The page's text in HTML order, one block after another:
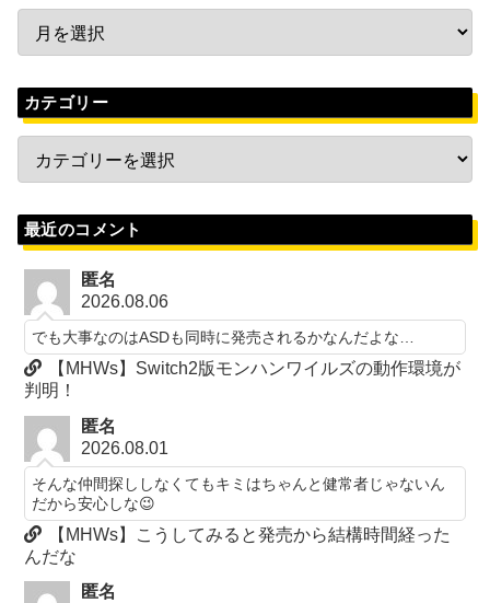
カテゴリー
最近のコメント
匿名
2026.08.06
でも大事なのはASDも同時に発売されるかなんだよな…
【MHWs】Switch2版モンハンワイルズの動作環境が
判明！
匿名
2026.08.01
そんな仲間探ししなくてもキミはちゃんと健常者じゃないん
だから安心しな😉
【MHWs】こうしてみると発売から結構時間経った
んだな
匿名